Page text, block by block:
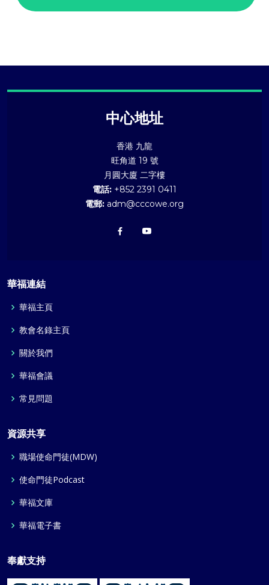
中心地址
香港 九龍
旺角道 19 號
月圓大廈 二字樓
電話: +852 2391 0411
電郵: adm@cccowe.org
華福連結
華福主頁
教會名錄主頁
關於我們
華福會議
常見問題
資源共享
職場使命門徒(MDW)
使命門徒Podcast
華福文庫
華福電子書
奉獻支持